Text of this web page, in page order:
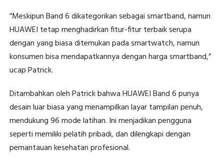
“Meskipun Band 6 dikategorikan sebagai smartband, namun
HUAWEI tetap menghadirkan fitur-fitur terbaik serupa
dengan yang biasa ditemukan pada smartwatch, namun
konsumen bisa mendapatkannya dengan harga smartband,”
ucap Patrick.
Ditambahkan oleh Patrick bahwa HUAWEI Band 6 punya
desain luar biasa yang menampilkan layar tampilan penuh,
mendukung 96 mode latihan. Ini menjadikan pengguna
seperti memiliki pelatih pribadi, dan dilengkapi dengan
pemantauan kesehatan profesional.